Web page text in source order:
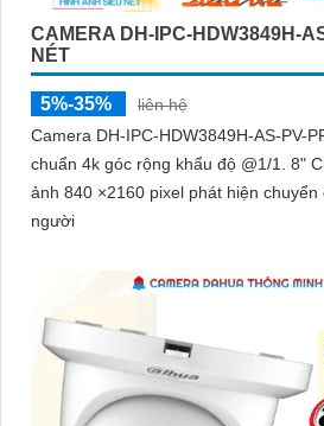
CAMERA DH-IPC-HDW3849H-
NÉT
5%-35%
liên hệ
Camera DH-IPC-HDW3849H-AS-PV-
chuẩn 4k góc rộng khẩu độ @1/1. 8"
ảnh 840 ×2160 pixel phát hiện chuyển
người